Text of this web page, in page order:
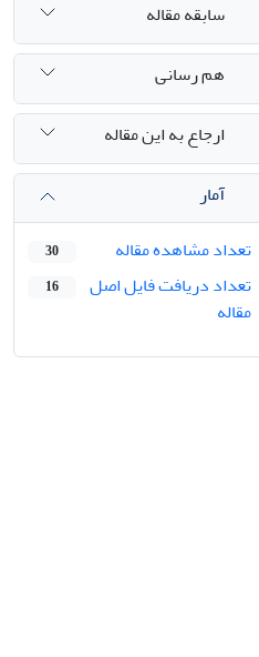
سابقه مقاله
هم رسانی
ارجاع به این مقاله
آمار
تعداد مشاهده مقاله
30
تعداد دریافت فایل اصل
مقاله
16